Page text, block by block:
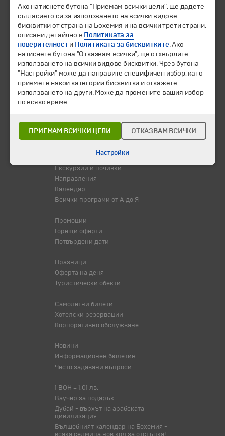
ЧЛЕН НА
Екскурзии и почивки
Направления
Календар
Всички програми от А до Я
Промоции
Горещи оферти
Потвърдени дати
Празници
Оферта на деня
Туристически обекти
Самолетни билети
Хотелски резервации
Корпоративно обслужване
Новини
Информационен бюлетин
Често задавани въпроси
1 BOH = 1,01 лв.
Ваучер за подарък
Дубай - върхът на арабската
цивилизация
Вълшебният календар на Бохемия -
Ако натиснете бутона "Приемам всички цели", ще дадете
съгласието си за използването на всички видове
бисквитки от страна на Бохемия и на всички трети страни,
описани детайлно в Политиката за
поверителности Политиката за бисквитките. Ако
натиснете бутона "Отказвам всички", ще отхвърлите
използването на всички видове бисквитки. Чрез бутона
"Настройки" може да направите специфичен избор, като
приемете някои категории бисквитки и откажете
използването на други. Може да промените вашия избор
по всяко време.
ПРИЕМАМ ВСИЧКИ ЦЕЛИ ОТКАЗВАМ ВСИЧКИ
Настройки